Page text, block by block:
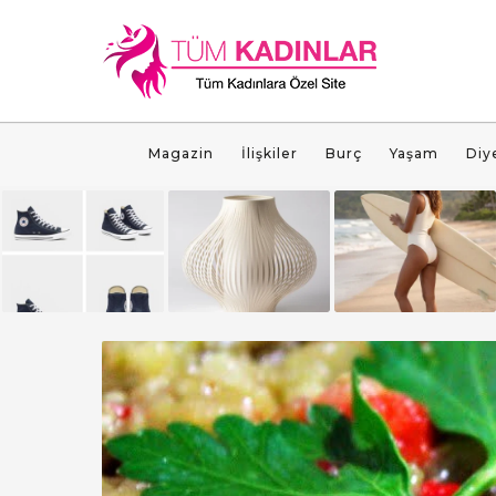
Magazin İlişkiler Burç Yaşam